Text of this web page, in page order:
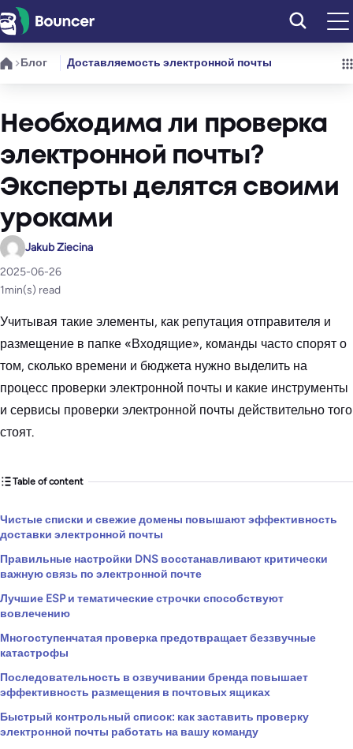
Перейти
к
содержимому
Блог Доставляемость электронной почты
Необходима ли проверка
электронной почты?
Эксперты делятся своими
уроками
Jakub Ziecina
2025-06-26
1min(s) read
Учитывая такие элементы, как репутация отправителя и
размещение в папке «Входящие», команды часто спорят о
том, сколько времени и бюджета нужно выделить на
процесс проверки электронной почты и какие инструменты
и сервисы проверки электронной почты действительно того
стоят.
Table of content
Чистые списки и свежие домены повышают эффективность
доставки электронной почты
Правильные настройки DNS восстанавливают критически
важную связь по электронной почте
Лучшие ESP и тематические строчки способствуют
вовлечению
Многоступенчатая проверка предотвращает беззвучные
катастрофы
Последовательность в озвучивании бренда повышает
эффективность размещения в почтовых ящиках
Быстрый контрольный список: как заставить проверку
электронной почты работать на вашу команду